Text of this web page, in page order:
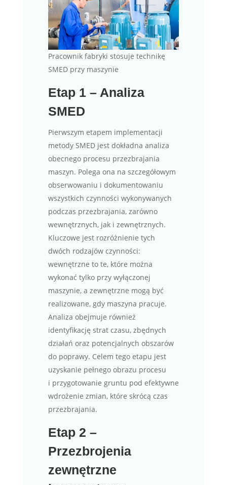
Pracownik fabryki stosuje technikę
SMED przy maszynie
Etap 1 – Analiza
SMED
Pierwszym etapem implementacji
metody SMED jest dokładna analiza
obecnego procesu przezbrajania
maszyn. Polega ona na szczegółowym
obserwowaniu i dokumentowaniu
wszystkich czynności wykonywanych
podczas przezbrajania, zarówno
wewnętrznych, jak i zewnętrznych.
Kluczowe jest rozróżnienie tych
dwóch rodzajów czynności:
wewnętrzne to te, które można
wykonać tylko przy wyłączonej
maszynie, a zewnętrzne mogą być
realizowane, gdy maszyna pracuje.
Analiza obejmuje również
identyfikację strat czasu, zbędnych
działań oraz potencjalnych obszarów
do poprawy. Celem tego etapu jest
uzyskanie pełnego obrazu procesu
i przygotowanie gruntu pod efektywne
wdrożenie zmian, które skrócą czas
przezbrajania.
Etap 2 –
Przezbrojenia
zewnętrzne